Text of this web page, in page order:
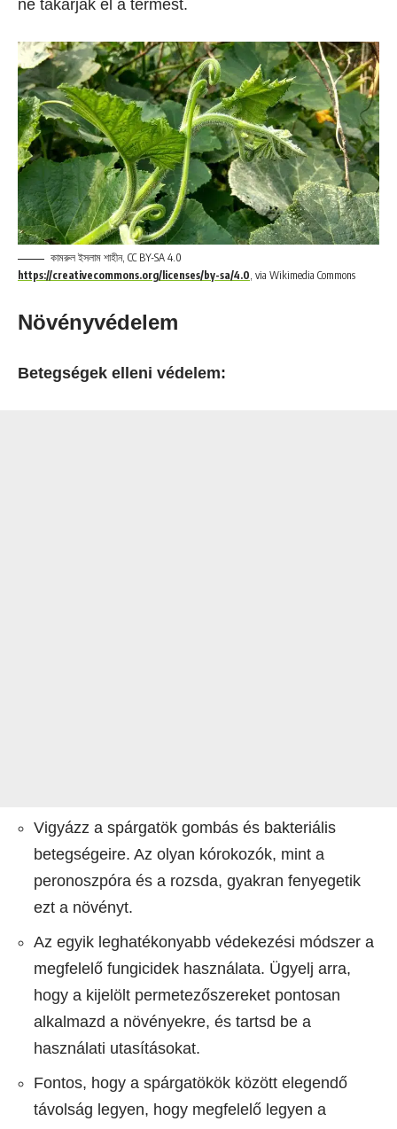
ne takarják el a termést.
কামরুল ইসলাম শাহীন, CC BY-SA 4.0
https://creativecommons.org/licenses/by-sa/4.0, via Wikimedia Commons
Növényvédelem
Betegségek elleni védelem:
Vigyázz a spárgatök gombás és bakteriális
betegségeire. Az olyan kórokozók, mint a
peronoszpóra és a rozsda, gyakran fenyegetik
ezt a növényt.
Az egyik leghatékonyabb védekezési módszer a
megfelelő fungicidek használata. Ügyelj arra,
hogy a kijelölt permetezőszereket pontosan
alkalmazd a növényekre, és tartsd be a
használati utasításokat.
Fontos, hogy a spárgatökök között elegendő
távolság legyen, hogy megfelelő legyen a